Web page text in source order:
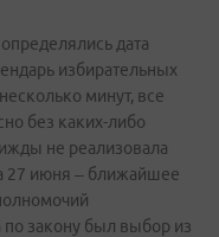
дата
избирательных
минут, все
без каких-либо
не реализовала
27 июня – ближайшее
закону был выбор из